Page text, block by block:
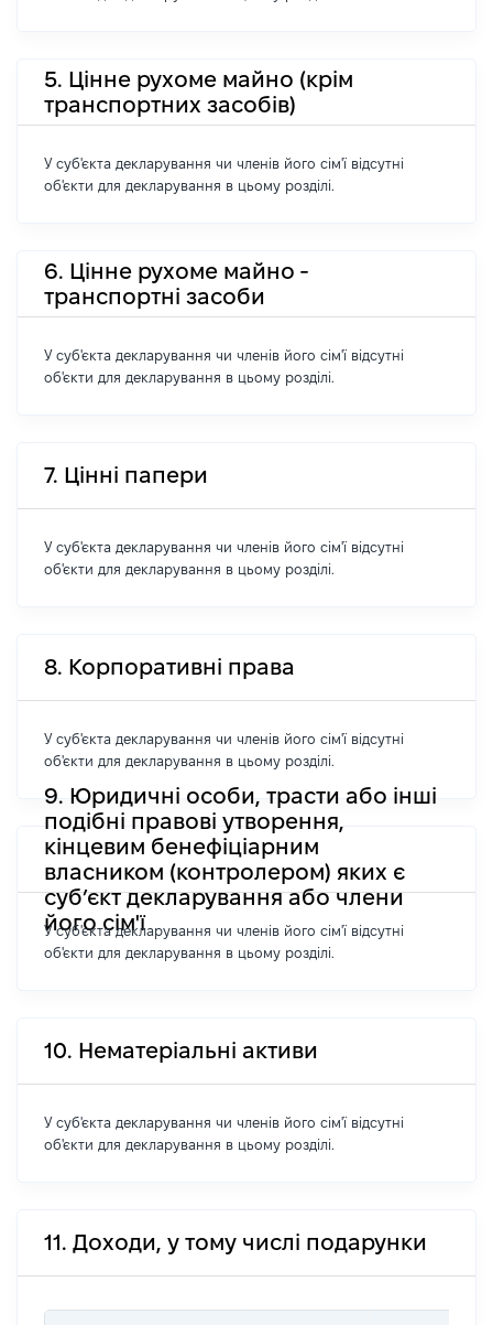
5. Цінне рухоме майно (крім
транспортних засобів)
У суб'єкта декларування чи членів його сім'ї відсутні
об'єкти для декларування в цьому розділі.
6. Цінне рухоме майно -
транспортні засоби
У суб'єкта декларування чи членів його сім'ї відсутні
об'єкти для декларування в цьому розділі.
7. Цінні папери
У суб'єкта декларування чи членів його сім'ї відсутні
об'єкти для декларування в цьому розділі.
8. Корпоративні права
У суб'єкта декларування чи членів його сім'ї відсутні
об'єкти для декларування в цьому розділі.
9. Юридичні особи, трасти або інші
подібні правові утворення,
кінцевим бенефіціарним
власником (контролером) яких є
суб’єкт декларування або члени
його сім'ї
У суб'єкта декларування чи членів його сім'ї відсутні
об'єкти для декларування в цьому розділі.
10. Нематеріальні активи
У суб'єкта декларування чи членів його сім'ї відсутні
об'єкти для декларування в цьому розділі.
11. Доходи, у тому числі подарунки